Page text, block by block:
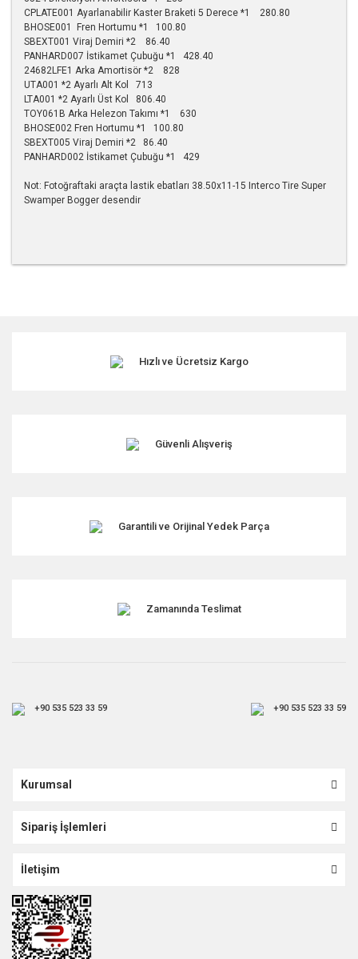
CPLATE001 Ayarlanabilir Kaster Braketi 5 Derece *1 280.80
BHOSE001 Fren Hortumu *1 100.80
SBEXT001 Viraj Demiri *2 86.40
PANHARD007 İstikamet Çubuğu *1 428.40
24682LFE1 Arka Amortisör *2 828
UTA001 *2 Ayarlı Alt Kol 713
LTA001 *2 Ayarlı Üst Kol 806.40
TOY061B Arka Helezon Takımı *1 630
BHOSE002 Fren Hortumu *1 100.80
SBEXT005 Viraj Demiri *2 86.40
PANHARD002 İstikamet Çubuğu *1 429
Not: Fotoğraftaki araçta lastik ebatları 38.50x11-15 Interco Tire Super
Swamper Bogger desendir
Ürün resmi kalitesiz, bozuk veya görüntülenemiyor.
Ürün fiyatı diğer sitelerden daha pahalı.
Hızlı ve Ücretsiz Kargo
Güvenli Alışveriş
Garantili ve Orijinal Yedek Parça
Zamanında Teslimat
+90 535 523 33 59 +90 535 523 33 59
Kurumsal
Sipariş İşlemleri
İletişim